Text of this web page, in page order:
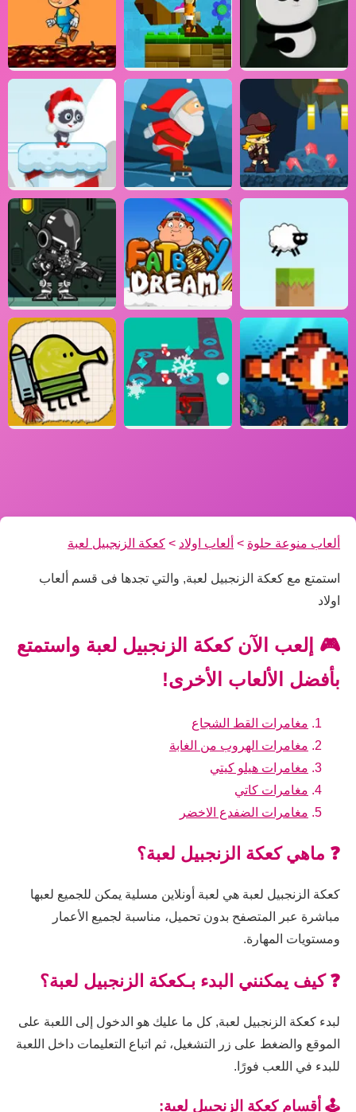
ألعاب منوعة حلوة > ألعاب اولاد > كعكة الزنجبيل لعبة
استمتع مع كعكة الزنجبيل لعبة, والتي تجدها فى قسم ألعاب
اولاد
🎮 إلعب الآن كعكة الزنجبيل لعبة واستمتع
بأفضل الألعاب الأخرى!
مغامرات القط الشجاع
مغامرات الهروب من الغابة
مغامرات هيلو كيتي
مغامرات كاتي
مغامرات الضفدع الاخضر
❓ ماهي كعكة الزنجبيل لعبة؟
كعكة الزنجبيل لعبة هي لعبة أونلاين مسلية يمكن للجميع لعبها
مباشرة عبر المتصفح بدون تحميل، مناسبة لجميع الأعمار
ومستويات المهارة.
❓ كيف يمكنني البدء بـكعكة الزنجبيل لعبة؟
لبدء كعكة الزنجبيل لعبة, كل ما عليك هو الدخول إلى اللعبة على
الموقع والضغط على زر التشغيل، ثم اتباع التعليمات داخل اللعبة
للبدء في اللعب فورًا.
🕹️ أقسام كعكة الزنجبيل لعبة: